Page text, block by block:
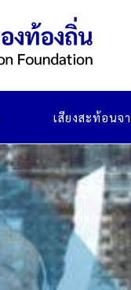
เสียงสะท้อนจ